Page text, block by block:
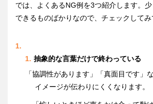
では、よくあるNG例を3つ紹介します。
できるものばかりなので、チェックしてみ
抽象的な言葉だけで終わっている
「協調性があります」「真面目です」
イメージが伝わりにくくなります。